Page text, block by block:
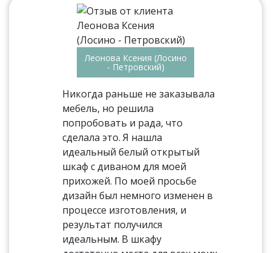
Леонова Ксения (Лосино
- Петровский)
Никогда раньше не заказывала
мебель, но решила
попробовать и рада, что
сделала это. Я нашла
идеальный белый открытый
шкаф с диваном для моей
прихожей. По моей просьбе
дизайн был немного изменен в
процессе изготовления, и
результат получился
идеальным. В шкафу